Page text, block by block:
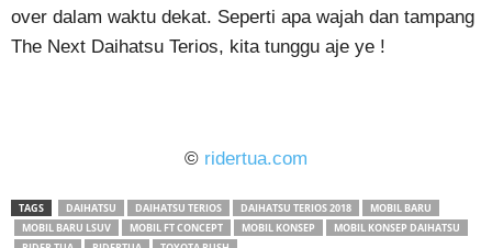
over dalam waktu dekat. Seperti apa wajah dan tampang
The Next Daihatsu Terios, kita tunggu aje ye !
© ridertua.com
TAGS DAIHATSU DAIHATSU TERIOS DAIHATSU TERIOS 2018
MOBIL BARU
MOBIL BARU LSUV
MOBIL FT CONCEPT MOBIL KONSEP
MOBIL KONSEP DAIHATSU